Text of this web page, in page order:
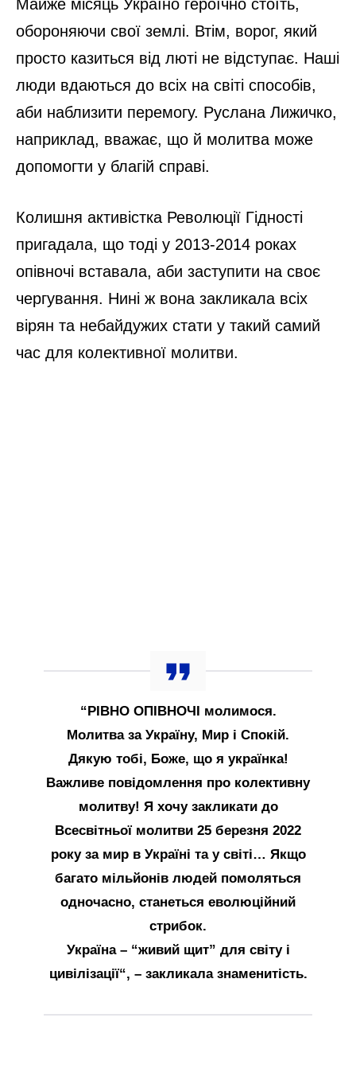
Майже місяць Україно героїчно стоїть,
обороняючи свої землі. Втім, ворог, який
просто казиться від люті не відступає. Наші
люди вдаються до всіх на світі способів,
аби наблизити перемогу. Руслана Лижичко,
наприклад, вважає, що й молитва може
допомогти у благій справі.
Колишня активістка Революції Гідності
пригадала, що тоді у 2013-2014 роках
опівночі вставала, аби заступити на своє
чергування. Нині ж вона закликала всіх
вірян та небайдужих стати у такий самий
час для колективної молитви.
“РІВНО ОПІВНОЧІ молимося.
Молитва за Україну, Мир і Спокій.
Дякую тобі, Боже, що я українка!
Важливе повідомлення про колективну
молитву! Я хочу закликати до
Всесвітньої молитви 25 березня 2022
року за мир в Україні та у світі… Якщо
багато мільйонів людей помоляться
одночасно, станеться еволюційний
стрибок.
Україна – “живий щит” для світу і
цивілізації“, – закликала знаменитість.